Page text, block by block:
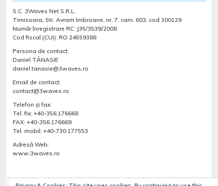
S.C. 3Waves Net S.R.L.
Timisoara, Str. Avram Imbroane, nr. 7, cam. 603, cod 300129
Număr înregistrare RC: J35/3539/2008
Cod fiscal (CUI): RO 24559388
Persona de contact:
Daniel TĂNASIE
daniel.tanasie@3waves.ro
Email de contact:
contact@3waves.ro
Telefon şi fax:
Tel. fix: +40-356.176668
FAX: +40-356.176669
Tel. mobil: +40-730.177553
Adresă Web:
www.3waves.ro